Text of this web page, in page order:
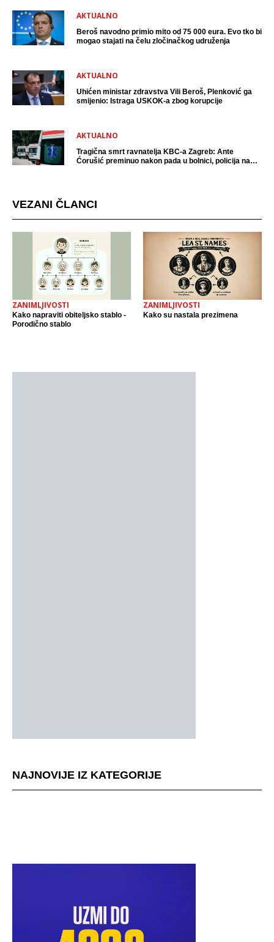
AKTUALNO
Beroš navodno primio mito od 75 000 eura. Evo tko bi
mogao stajati na čelu zločinačkog udruženja
AKTUALNO
Uhićen ministar zdravstva Vili Beroš, Plenković ga
smijenio: Istraga USKOK-a zbog korupcije
AKTUALNO
Tragična smrt ravnatelja KBC-a Zagreb: Ante
Ćorušić preminuo nakon pada u bolnici, policija na
VEZANI ČLANCI
ZANIMLJIVOSTI
Kako napraviti obiteljsko stablo -
Porodično stablo
ZANIMLJIVOSTI
Kako su nastala prezimena
NAJNOVIJE IZ KATEGORIJE